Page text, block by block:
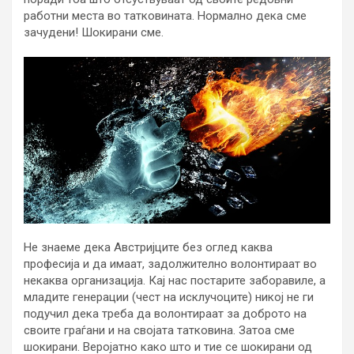
работни места во татковината. Нормално дека сме
зачудени! Шокирани сме.
Не знаеме дека Австријците без оглед каква
професија и да имаат, задолжително волонтираат во
некаква организација. Кај нас постарите заборавиле, а
младите генерации (чест на исклучоците) никој не ги
подучил дека треба да волонтираат за доброто на
своите граѓани и на својата татковина. Затоа сме
шокирани. Веројатно како што и тие се шокирани од